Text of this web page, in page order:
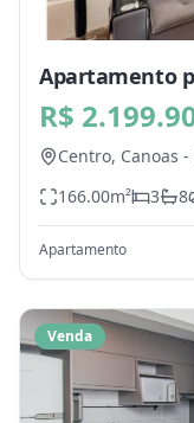
Apartamento
Canoas - RS
R$
Centro, Canoas -
166.00m² 3 8
Apartamento
Venda